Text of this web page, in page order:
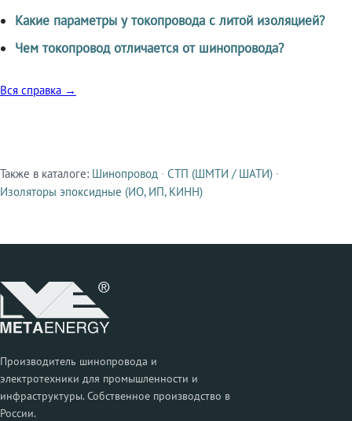
Какие параметры у токопровода с литой изоляцией?
Чем токопровод отличается от шинопровода?
Вся справка →
Смежные продукты
Также в каталоге: Шинопровод · СТП (ШМТИ / ШАТИ) ·
Изоляторы эпоксидные (ИО, ИП, КИНН)
Производитель шинопровода и
электротехники для промышленности и
инфраструктуры. Собственное производство в
России.